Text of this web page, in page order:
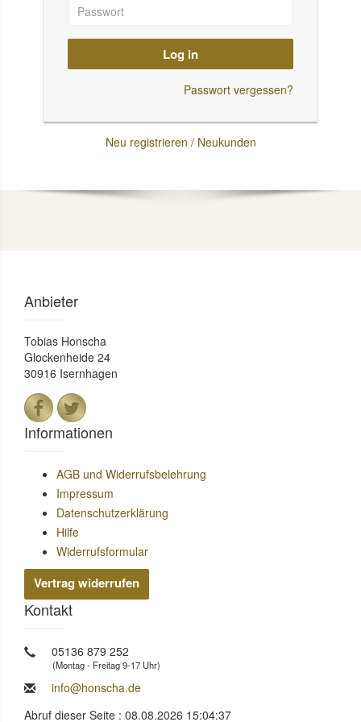
Log in
Passwort vergessen?
Neu registrieren / Neukunden
Anbieter
Tobias Honscha
Glockenheide 24
30916 Isernhagen
Informationen
AGB und Widerrufsbelehrung
Impressum
Datenschutzerklärung
Hilfe
Widerrufsformular
Vertrag widerrufen
Kontakt
05136 879 252
(Montag - Freitag 9-17 Uhr)
info@honscha.de
Abruf dieser Seite : 08.08.2026 15:04:37